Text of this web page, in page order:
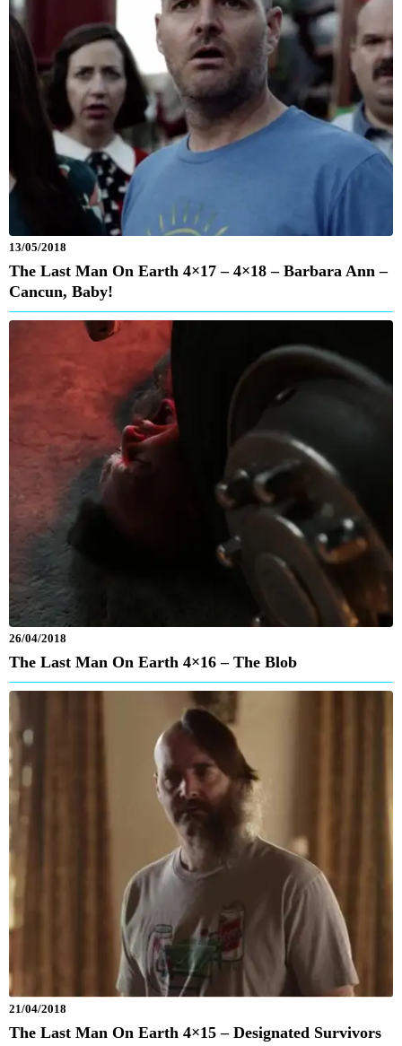
13/05/2018
The Last Man On Earth 4×17 – 4×18 – Barbara Ann –
Cancun, Baby!
26/04/2018
The Last Man On Earth 4×16 – The Blob
21/04/2018
The Last Man On Earth 4×15 – Designated Survivors